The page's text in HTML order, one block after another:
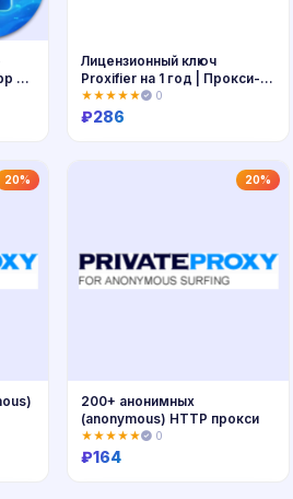
и
Лицензионный ключ
Proxifier на 1 год | Прокси-
клиент
★★★★★ 0
₽286
20% 20%
200+ анонимных
(anonymous) HTTP прокси
★★★★★ 0
₽164